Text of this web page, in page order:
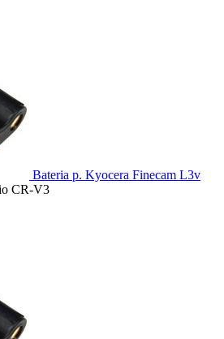
Bateria p. Kyocera Finecam L3v
CR-V3